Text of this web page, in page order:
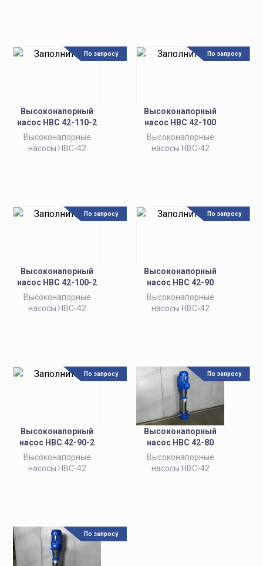
Высоконапорный
насос НВС 42-110-2
Высоконапорные
насосы НВС-42
По запросу
Высоконапорный
насос НВС 42-100
Высоконапорные
насосы НВС-42
По запросу
Высоконапорный
насос НВС 42-100-2
Высоконапорные
насосы НВС-42
По запросу
Высоконапорный
насос НВС 42-90
Высоконапорные
насосы НВС-42
По запросу
Высоконапорный
насос НВС 42-90-2
Высоконапорные
насосы НВС-42
По запросу
Высоконапорный
насос НВС 42-80
Высоконапорные
насосы НВС-42
По запросу
По запросу